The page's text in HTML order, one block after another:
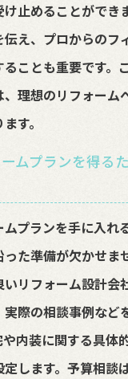
け止めることができ
え、プロからのフ
ことも重要です。
理想のリフォーム
す。
ムプランを得る
プランを手に入れ
た準備が欠かせま
リフォーム設計会
際の相談事例など
内装に関する具体
します。予算相談